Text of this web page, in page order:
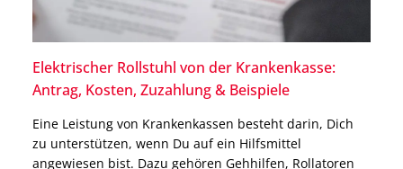
Elektrischer Rollstuhl von der Krankenkasse:
Antrag, Kosten, Zuzahlung & Beispiele
Eine Leistung von Krankenkassen besteht darin, Dich
zu unterstützen, wenn Du auf ein Hilfsmittel
angewiesen bist. Dazu gehören Gehhilfen, Rollatoren